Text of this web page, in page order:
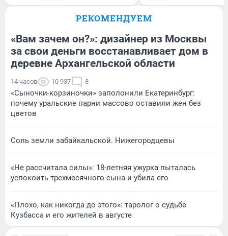
РЕКОМЕНДУЕМ
«Вам зачем он?»: дизайнер из Москвы
за свои деньги восстанавливает дом в
деревне Архангельской области
14 часов 10 937 8
«Сыночки-корзиночки» заполонили Екатеринбург:
почему уральские парни массово оставили жен без
цветов
Соль земли забайкальской. Нижегородцевы
«Не рассчитала силы»: 18-летняя ужурка пыталась
успокоить трехмесячного сына и убила его
«Плохо, как никогда до этого»: таролог о судьбе
Кузбасса и его жителей в августе